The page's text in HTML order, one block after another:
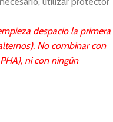
despacio la primera
No combinar con
ni con ningún